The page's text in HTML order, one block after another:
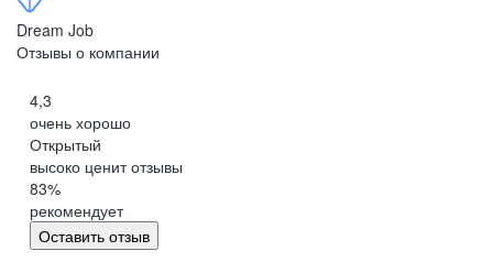
Удаленная
работа
175 000
24/7
Dream Job
Отзывы о компании
4,3
очень хорошо
Открытый
высоко ценит отзывы
83%
рекомендует
Оставить отзыв